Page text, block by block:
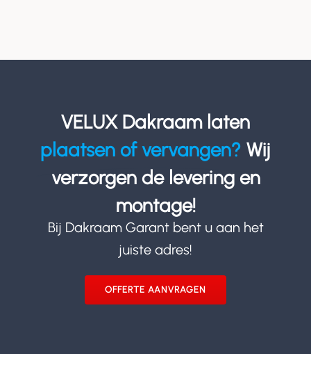
VELUX Dakraam laten
plaatsen of vervangen? Wij
verzorgen de levering en
montage!
Bij Dakraam Garant bent u aan het
juiste adres!
OFFERTE AANVRAGEN